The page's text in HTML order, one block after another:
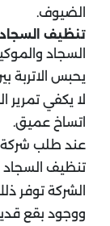
الضيوف.
تنظيف
السجاد
يحبس الاتربة
لا يكفي تمرير
اتساخ عميق.
عند طلب شركة
تنظيف السجاد
الشركة توفر
ووجود بقع